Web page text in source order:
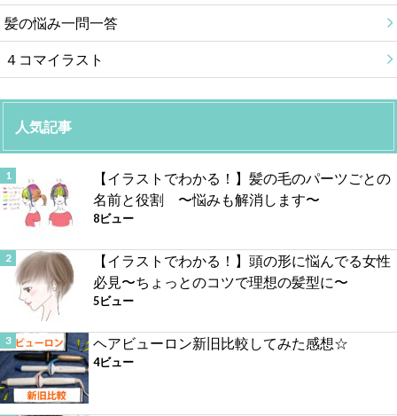
髪の悩み一問一答
４コマイラスト
人気記事
【イラストでわかる！】髪の毛のパーツごとの
名前と役割 〜悩みも解消します〜
8ビュー
【イラストでわかる！】頭の形に悩んでる女性
必見〜ちょっとのコツで理想の髪型に〜
5ビュー
ヘアビューロン新旧比較してみた感想☆
4ビュー